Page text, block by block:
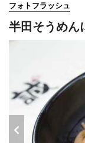
フォトフラッシュ
半田そうめん